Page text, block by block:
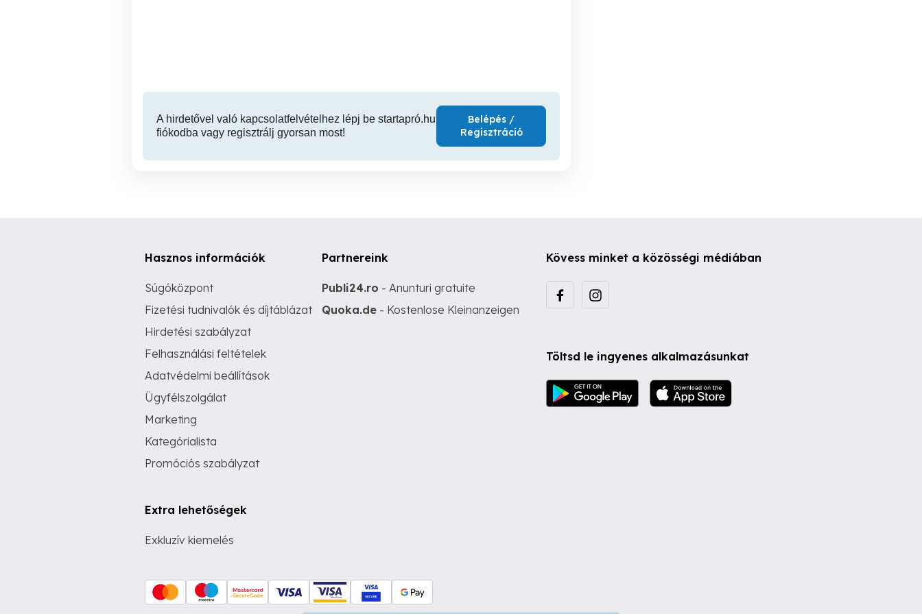
A hirdetővel való kapcsolatfelvételhez lépj be startapró.hu
fiókodba vagy regisztrálj gyorsan most!
Belépés /
Regisztráció
Hasznos információk
Súgóközpont
Fizetési tudnivalók és díjtáblázat
Hirdetési szabályzat
Felhasználási feltételek
Adatvédelmi beállítások
Ügyfélszolgálat
Marketing
Kategórialista
Promóciós szabályzat
Extra lehetőségek
Exkluzív kiemelés
Partnereink
Publi24.ro - Anunturi gratuite
Quoka.de - Kostenlose Kleinanzeigen
Kövess minket a közösségi médiában
Töltsd le ingyenes alkalmazásunkat